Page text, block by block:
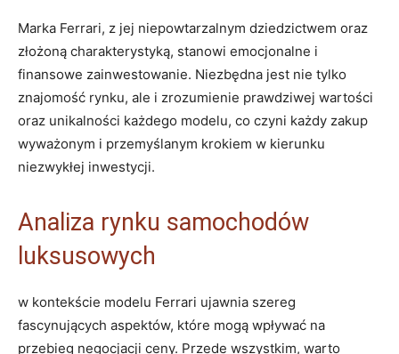
Marka Ferrari, z jej niepowtarzalnym dziedzictwem oraz
złożoną ⁤charakterystyką, stanowi emocjonalne i
finansowe zainwestowanie. Niezbędna ⁤jest nie tylko
znajomość rynku,⁢ ale⁤ i zrozumienie prawdziwej ⁤wartości
oraz unikalności ⁣każdego modelu, co czyni ‍każdy zakup
wyważonym i przemyślanym krokiem w kierunku
niezwykłej inwestycji.
Analiza rynku samochodów
luksusowych
w⁣ kontekście modelu Ferrari ujawnia szereg
fascynujących aspektów,⁢ które ⁤mogą wpływać na
przebieg negocjacji ceny. Przede wszystkim, warto